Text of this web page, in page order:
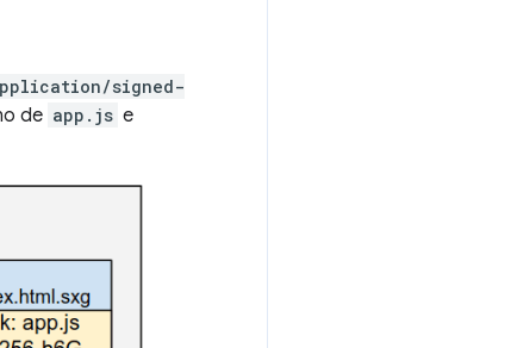
signed-
de app.js e